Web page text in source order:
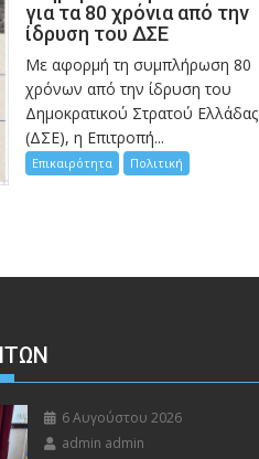
για τα 80 χρόνια από την
ίδρυση του ΔΣΕ
Με αφορμή τη συμπλήρωση 80
χρόνων από την ίδρυση του
Δημοκρατικού Στρατού Ελλάδας
(ΔΣΕ), η Επιτροπή...
Επικαιρότητα Πολιτική
6 Αυγούστου 2026
admin admin